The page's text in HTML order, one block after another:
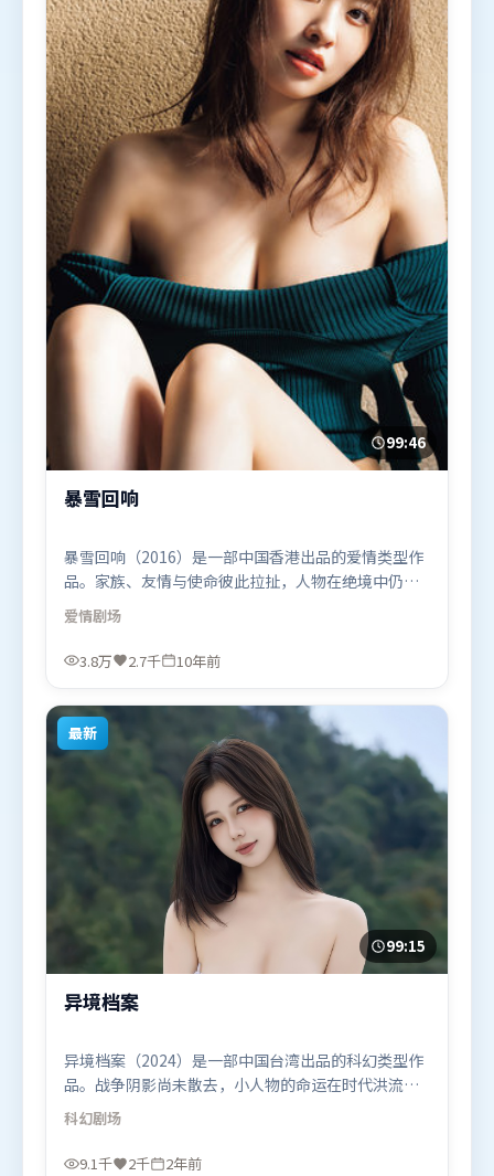
99:46
暴雪回响
暴雪回响（2016）是一部中国香港出品的爱情类型作
品。家族、友情与使命彼此拉扯，人物在绝境中仍试
图守住心中微光。叙事线索多线并进，最终在关键节
点收束。由杜琪峰执导，沈腾、周迅、朱一龙，河正
宇、阿米尔·汗等联袂出演。影片于2016年1月28日
材的观众观看。
爱情剧场
3.8万 2.7千 10年前
最新
99:15
异境档案
异境档案（2024）是一部中国台湾出品的科幻类型作
品。战争阴影尚未散去，小人物的命运在时代洪流里
被轻轻托起又放下。类型元素被重新组合，既致敬经
典也尝试突破套路。由丹尼斯·维伦纽瓦执导，宋康
昊、段奕宏、全智贤，张译等联袂出演。影片于2024
科幻剧场
9.1千 2千 2年前